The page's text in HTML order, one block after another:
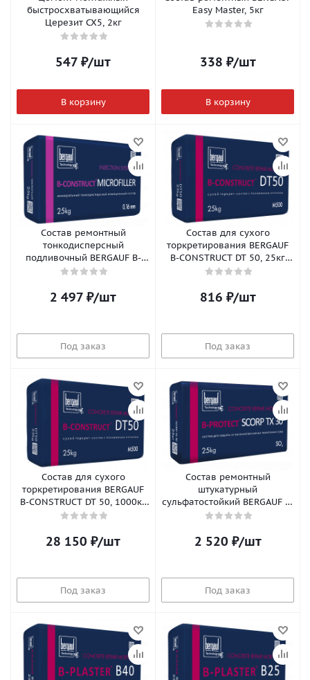
быстросхватывающийся
Церезит CX5, 2кг
547 ₽/шт
В корзину
Easy Master, 5кг
338 ₽/шт
В корзину
Состав ремонтный
тонкодисперсный
подливочный BERGAUF B-
CONSTRUCT MICROFILLER,
2 497 ₽/шт
Под заказ
Состав для сухого
торкретирования BERGAUF
B-CONSTRUCT DT 50, 25кг
(56шт/пал)
816 ₽/шт
Под заказ
Состав для сухого
торкретирования BERGAUF
B-CONSTRUCT DT 50, 1000кг
(мешки в МКР)
28 150 ₽/шт
Под заказ
Состав ремонтный
штукатурный
сульфатостойкий BERGAUF B-
PROTECT SCORP TX 30, 25кг
2 520 ₽/шт
Под заказ